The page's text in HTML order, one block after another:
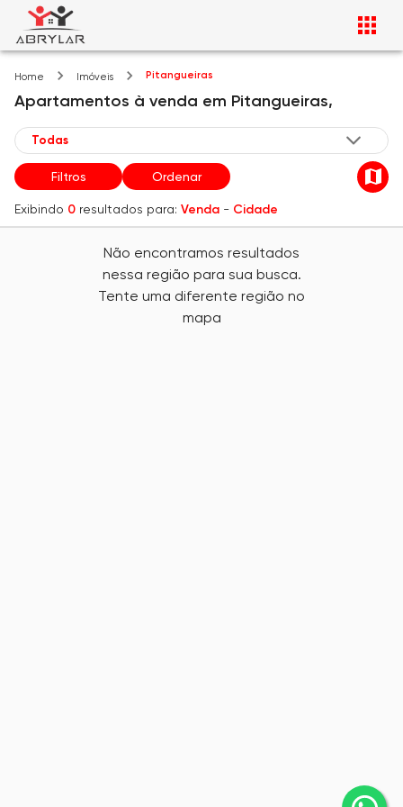
Home Imóveis Pitangueiras
Apartamentos à venda em Pitangueiras,
Filtros Ordenar
Exibindo 0 resultados para: Venda - Cidade
Não encontramos resultados
nessa região para sua busca.
Tente uma diferente região no
mapa